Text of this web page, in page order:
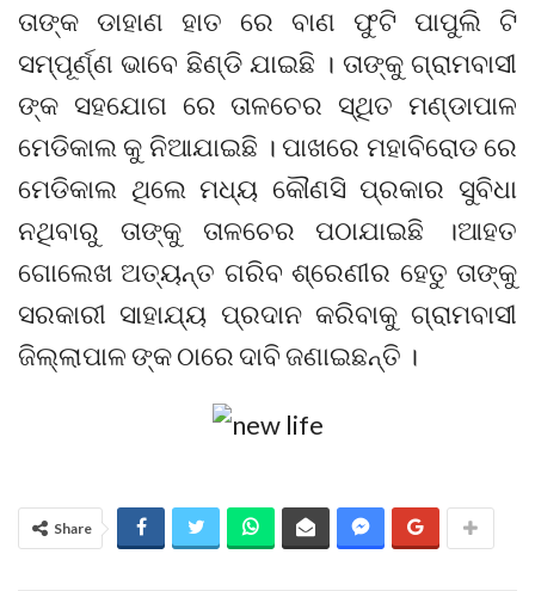
ତାଙ୍କ ଡାହାଣ ହାତ ରେ ବାଣ ଫୁଟି ପାପୁଲି ଟି
ସମ୍ପୂର୍ଣ୍ଣ ଭାବେ ଛିଣ୍ଡି ଯାଇଛି । ତାଙ୍କୁ ଗ୍ରାମବାସୀ
ଙ୍କ ସହଯୋଗ ରେ ତାଳଚେର ସ୍ଥିତ ମଣ୍ଡାପାଳ
ମେଡିକାଲ କୁ ନିଆଯାଇଛି । ପାଖରେ ମହାବିରୋଡ ରେ
ମେଡିକାଲ ଥିଲେ ମଧ୍ୟ କୌଣସି ପ୍ରକାର ସୁବିଧା
ନଥିବାରୁ ତାଙ୍କୁ ତାଳଚେର ପଠାଯାଇଛି ।ଆହତ
ଗୋଲେଖ ଅତ୍ୟନ୍ତ ଗରିବ ଶ୍ରେଣୀର ହେତୁ ତାଙ୍କୁ
ସରକାରୀ ସାହାଯ୍ୟ ପ୍ରଦାନ କରିବାକୁ ଗ୍ରାମବାସୀ
ଜିଲ୍ଲାପାଳ ଙ୍କ ଠାରେ ଦାବି ଜଣାଇଛନ୍ତି ।
Share